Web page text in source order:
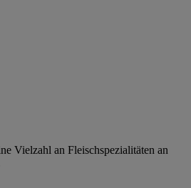
Vielzahl an Fleischspezialitäten an